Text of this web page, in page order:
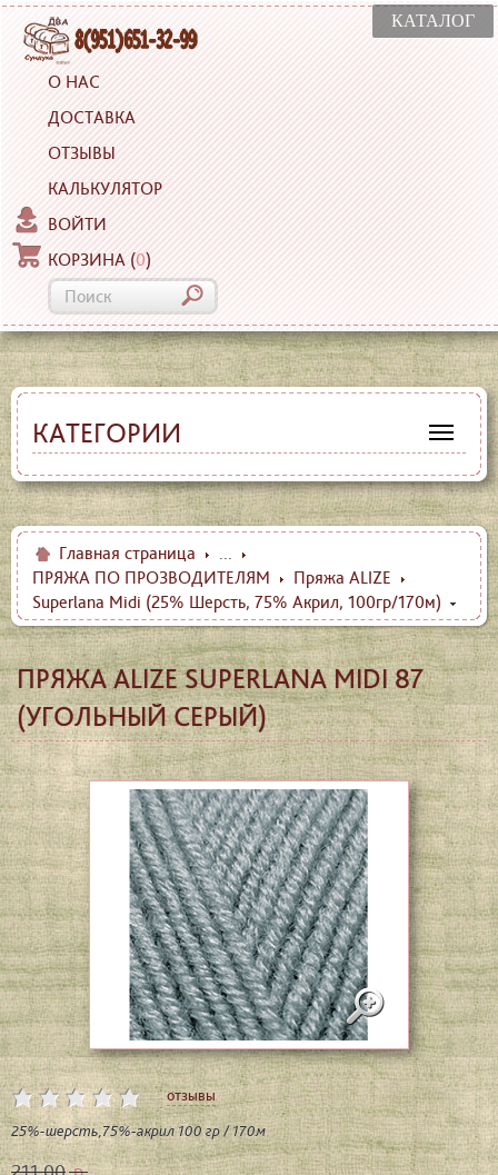
КАТАЛОГ
О НАС
ДОСТАВКА
ОТЗЫВЫ
КАЛЬКУЛЯТОР
ВОЙТИ
КОРЗИНА (0)
КАТЕГОРИИ
Главная страница
...
ПРЯЖА ПО ПРОЗВОДИТЕЛЯМ
Пряжа ALIZE
Superlana Midi (25% Шерсть, 75% Акрил, 100гр/170м)
ПРЯЖА ALIZE SUPERLANA MIDI 87
(УГОЛЬНЫЙ СЕРЫЙ)
отзывы
25%-шерсть,75%-акрил 100 гр / 170м